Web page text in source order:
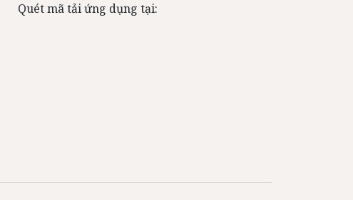
Quét mã tải ứng dụng tại: